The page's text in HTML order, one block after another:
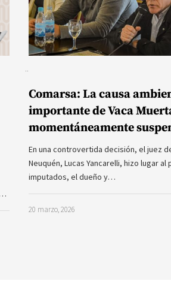
Comarsa: La causa
importante de Vaca
momentáneamente
En una controvertida decisión, el juez
Neuquén, Lucas Yancarelli, hizo lugar
imputados, el dueño y…
20 marzo, 2026